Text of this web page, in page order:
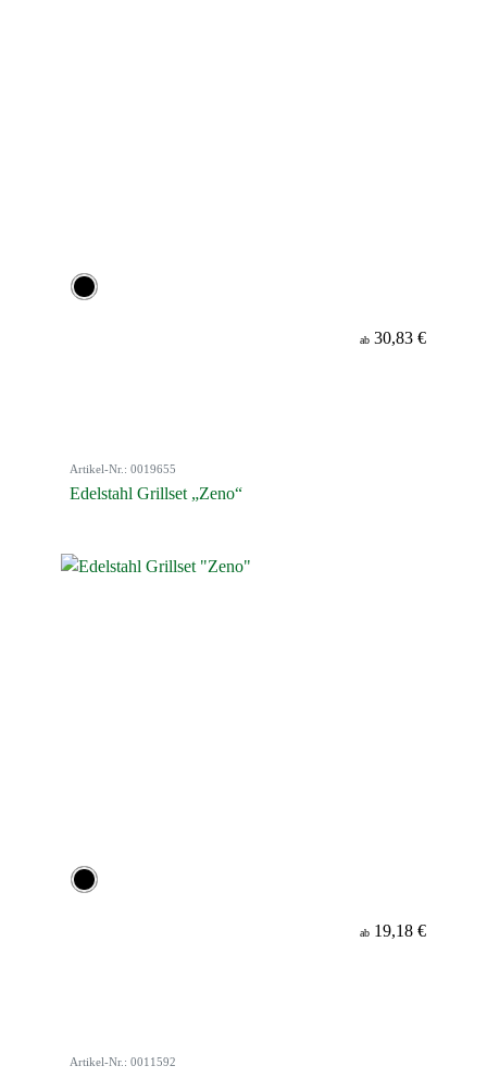
ab 30,83 €
Artikel-Nr.: 0019655
Edelstahl Grillset „Zeno“
ab 19,18 €
Artikel-Nr.: 0011592